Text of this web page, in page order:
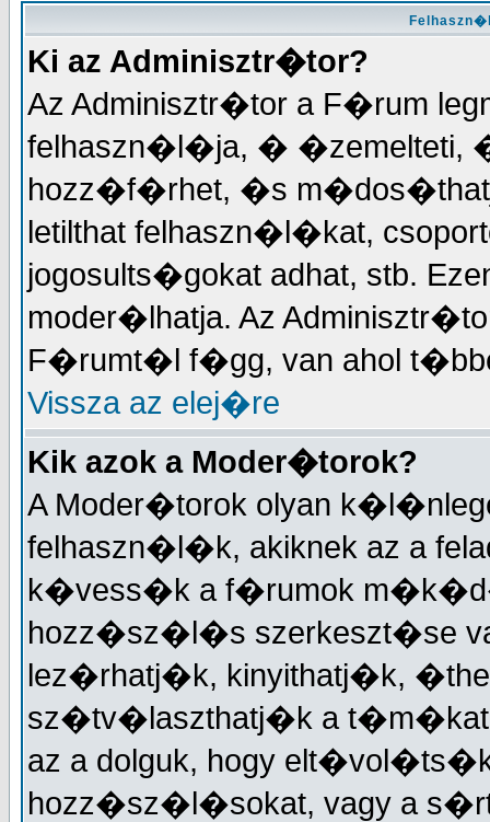
Ki az Adminisztr�tor?
Az Adminisztr�tor a F�rum
felhaszn�l�ja, � �zemelteti,
hozz�f�rhet, �s
letilthat felhaszn�l�kat,
jogosults�gokat adhat, stb.
moder�lhatja. Az
F�rumt�l f�gg, van ahol
Vissza az elej�re
Kik azok a Moder�torok?
A Moder�torok olyan
felhaszn�l�k, akiknek az a
k�vess�k a f�rumok
hozz�sz�l�s szerkeszt�se
lez�rhatj�k, kinyithatj�k,
sz�tv�laszthatj�k a
az a dolguk, hogy
hozz�sz�l�sokat, vagy a